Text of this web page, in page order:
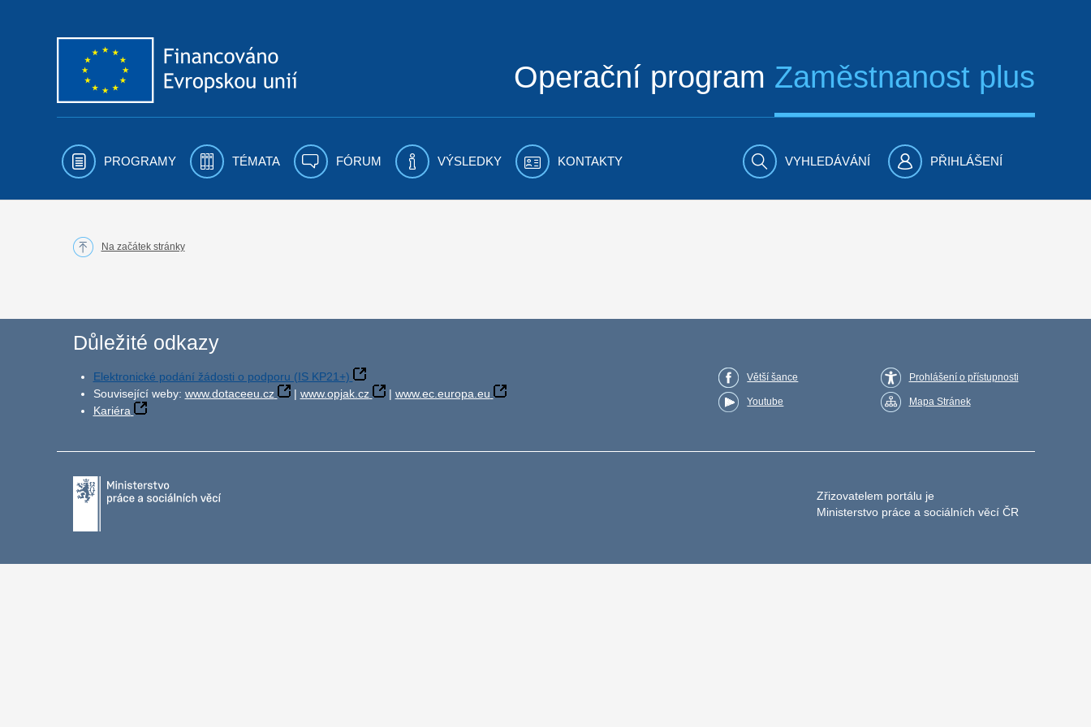
Operační program Zaměstnanost plus
PROGRAMY TÉMATA FÓRUM VÝSLEDKY KONTAKTY VYHLEDÁVÁNÍ PŘIHLÁŠENÍ
Na začátek stránky
Důležité odkazy
Elektronické podání žádosti o podporu (IS KP21+)
Související weby: www.dotaceeu.cz | www.opjak.cz | www.ec.europa.eu
Kariéra
Větší šance
Youtube
Prohlášení o přístupnosti
Mapa Stránek
Zřizovatelem portálu je
Ministerstvo práce a sociálních věcí ČR